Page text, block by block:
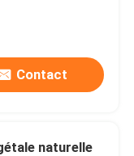
Contact
naturelle